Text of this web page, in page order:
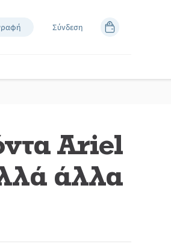
Σύνδεση
Ariel
άλλα